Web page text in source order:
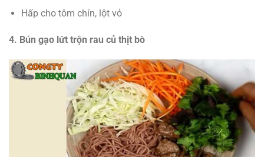
Hấp cho tôm chín, lột vỏ
4. Bún gạo lứt trộn rau củ thịt bò